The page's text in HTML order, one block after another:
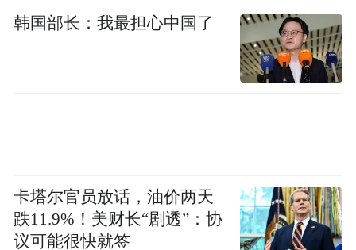
地区生产总值连续跨越4个千亿级台阶，2023
年成为北方地区首个过万亿的地级市，2025
年达到11351亿元；第二个万亿是规上工业总
币存贷款余额双双突破万亿，2025年末分别
达到1.5万亿元、1.1万亿元。“五个第一”中第
韩国部长：我最担心中国了
卡塔尔官员放话，油价两天
跌11.9%！美财长“剧透”：协
议可能很快就签